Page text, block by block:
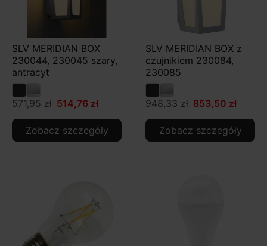
SLV MERIDIAN BOX
230044, 230045 szary,
antracyt
571,95 zł 514,76 zł
Zobacz szczegóły
SLV MERIDIAN BOX z
czujnikiem 230084,
230085
948,33 zł 853,50 zł
Zobacz szczegóły